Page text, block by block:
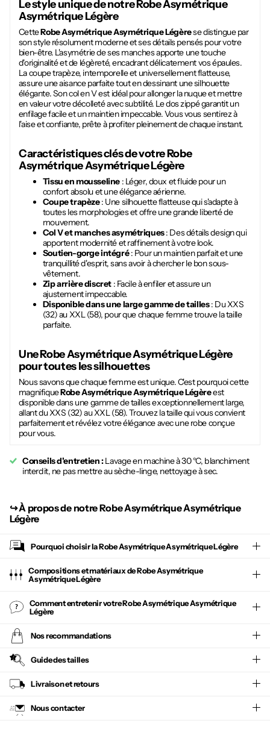
Le style unique de notre Robe Asymétrique
Asymétrique Légère
CetteRobe Asymétrique Asymétrique Légèrese distingue par
son style résolument moderne et ses détails pensés pour votre
bien-être. L'asymétrie de ses manches apporte une touche
d'originalité et de légèreté, encadrant délicatement vos épaules.
La coupe trapèze, intemporelle et universellement flatteuse,
assure une aisance parfaite tout en dessinant une silhouette
élégante. Son col en V est idéal pour allonger la nuque et mettre
en valeur votre décolleté avec subtilité. Le dos zippé garantit un
enfilage facile et un maintien impeccable. Vous vous sentirez à
l'aise et confiante, prête à profiter pleinement de chaque instant.
Caractéristiques clés de votreRobe
Asymétrique Asymétrique Légère
Tissu en mousseline: Léger, doux et fluide pour un
confort absolu et une élégance aérienne.
Coupe trapèze: Une silhouette flatteuse qui s'adapte à
toutes les morphologies et offre une grande liberté de
mouvement.
Col V et manches asymétriques: Des détails design qui
apportent modernité et raffinement à votre look.
Soutien-gorge intégré: Pour un maintien parfait et une
tranquillité d'esprit, sans avoir à chercher le bon sous-
vêtement.
Zip arrière discret: Facile à enfiler et assure un
ajustement impeccable.
Disponible dans une large gamme de tailles: Du XXS
(32) au XXL (58), pour que chaque femme trouve la taille
parfaite.
UneRobe Asymétrique Asymétrique Légère
pour toutes les silhouettes
Nous savons que chaque femme est unique. C'est pourquoi cette
magnifiqueRobe Asymétrique Asymétrique Légèreest
disponible dans une gamme de tailles exceptionnellement large,
allant du XXS (32) au XXL (58). Trouvez la taille qui vous convient
parfaitement et révélez votre élégance avec une robe conçue
pour vous.
Conseils d'entretien :Lavage en machine à 30 °C, blanchiment
interdit, ne pas mettre au sèche-linge, nettoyage à sec.
↪︎À propos de notre Robe Asymétrique Asymétrique
Légère
Pourquoi choisir laRobe Asymétrique Asymétrique Légère
Compositions et matériaux de Robe Asymétrique
Asymétrique Légère
Comment entretenir votreRobe Asymétrique Asymétrique
Légère
Nos recommandations
Guide des tailles
Livraison et retours
Nous contacter